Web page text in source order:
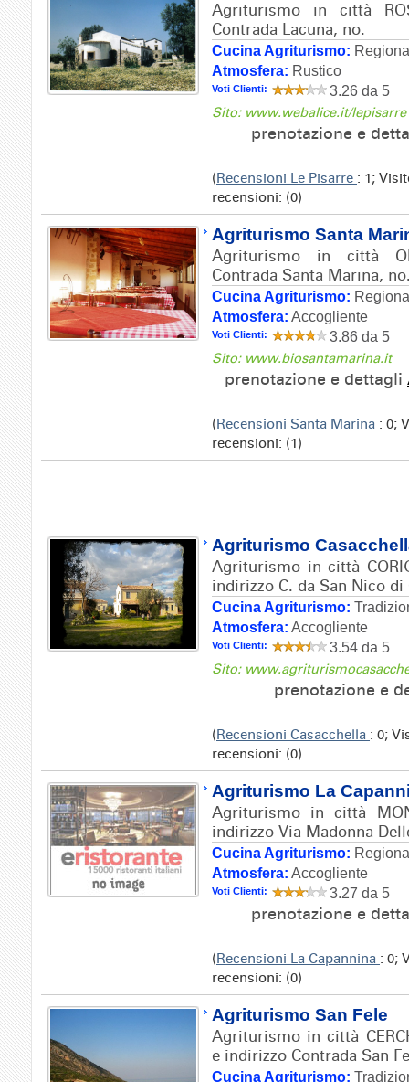
Agriturismo in città
Contrada Lacuna, no.
Cucina Agriturismo:
Atmosfera: Rustico
Voti Clienti: 3.26 da 5
Sito: www.webalice.it/lepisarre
prenotazione e
(Recensioni Le Pisarre : 1;
recensioni: (0)
Agriturismo Santa
Agriturismo in città
Contrada Santa Marina,
Cucina Agriturismo:
Atmosfera: Accogliente
Voti Clienti: 3.86 da 5
Sito: www.biosantamarina.it
prenotazione e dettagli
(Recensioni Santa Marina : 0;
recensioni: (1)
Agriturismo
Agriturismo in città
indirizzo C. da San Nico di
Cucina Agriturismo:
Atmosfera: Accogliente
Voti Clienti: 3.54 da 5
Sito:
prenotazione e
(Recensioni Casacchella : 0;
recensioni: (0)
Agriturismo La
Agriturismo in città
indirizzo Via Madonna
Cucina Agriturismo:
Atmosfera: Accogliente
Voti Clienti: 3.27 da 5
prenotazione e
(Recensioni La Capannina : 0;
recensioni: (0)
Agriturismo San Fele
Agriturismo in città
e indirizzo Contrada San
Cucina Agriturismo: